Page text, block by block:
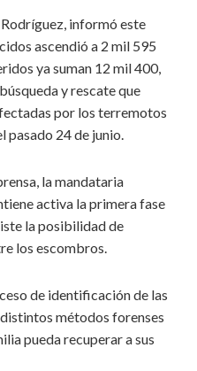
informó este
ascendió a 2 mil 595
ya suman 12 mil 400,
y rescate que
por los terremotos
pasado 24 de junio.
la mandataria
activa la primera fase
la posibilidad de
los escombros.
de identificación de las
métodos forenses
pueda recuperar a sus